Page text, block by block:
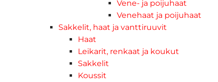
Vene- ja poijuhaat
Venehaat ja poijuhaat
Sakkelit, haat ja vanttiruuvit
Haat
Leikarit, renkaat ja koukut
Sakkelit
Koussit